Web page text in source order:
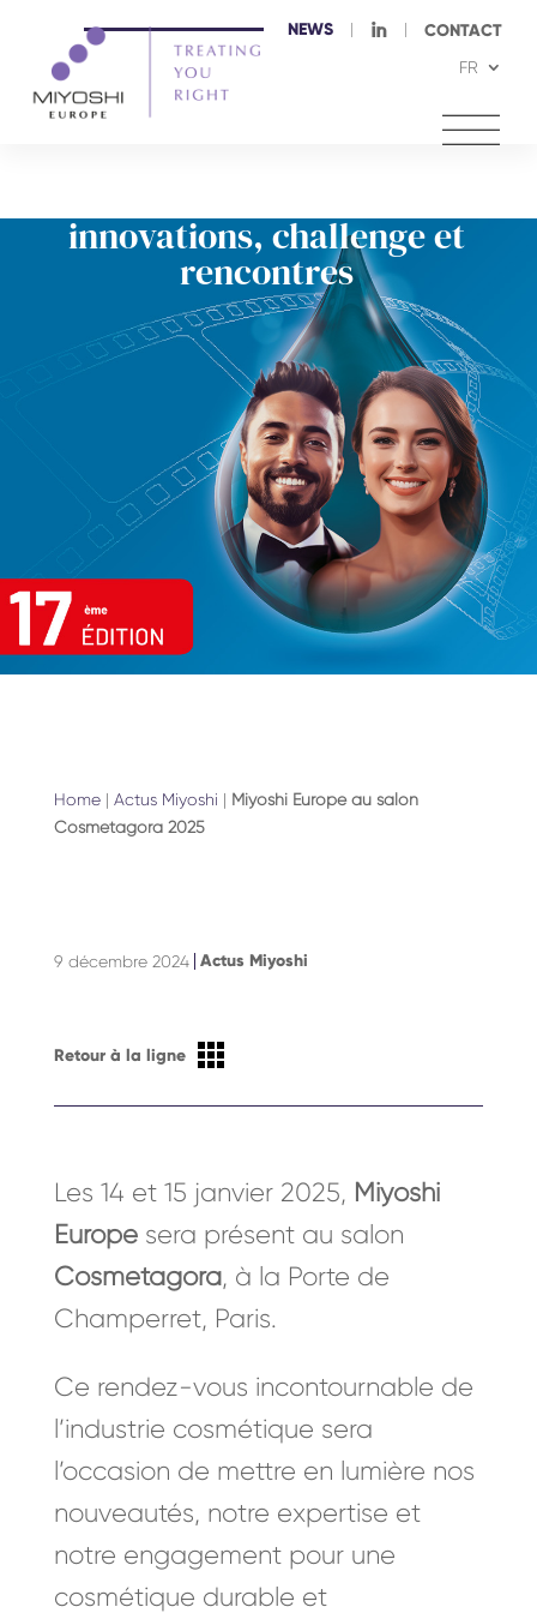
NEWS I CONTACT
FR
Miyoshi Europe au salon
innovations, challenge et
rencontres
Home| Actus Miyoshi | Miyoshi Europe au salon
Cosmetagora 2025
9 décembre 2024 Actus Miyoshi
Retour à la ligne
Les 14 et 15 janvier 2025, Miyoshi
Europesera présent au salon
Cosmetagora, à la Porte de
Champerret, Paris.
Ce rendez-vous incontournable de
l’industrie cosmétique sera
l’occasion de mettre en lumière nos
nouveautés, notre expertise et
notre engagement pour une
cosmétique durable et